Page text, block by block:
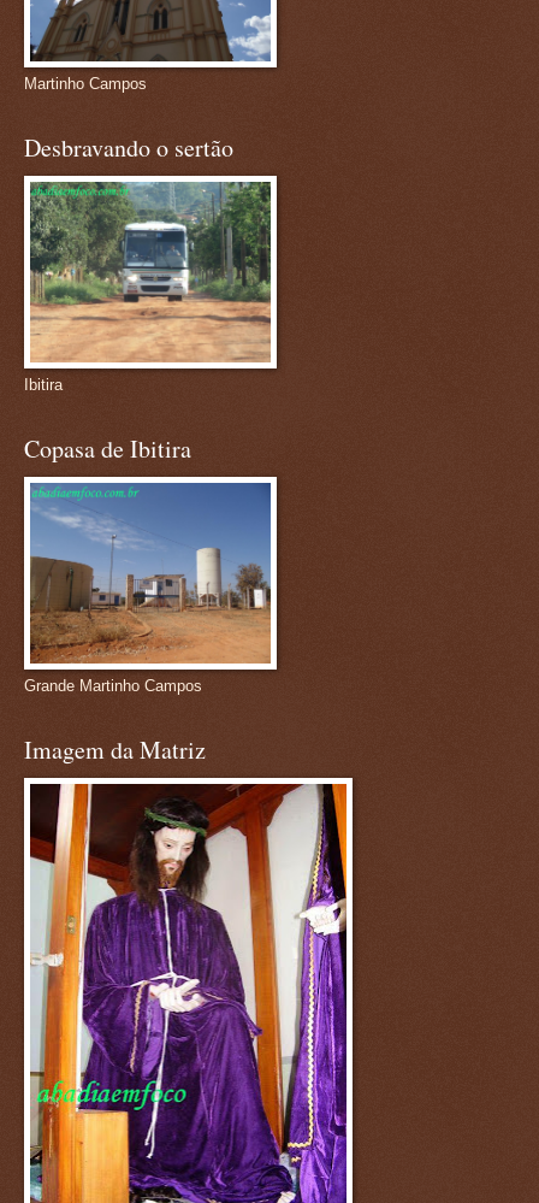
Martinho Campos
Desbravando o sertão
Ibitira
Copasa de Ibitira
Grande Martinho Campos
Imagem da Matriz